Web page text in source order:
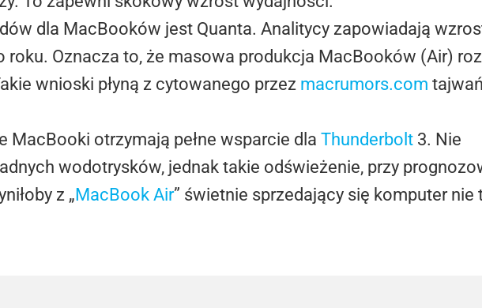
dla MacBooków jest Quanta. Analitycy zapowiadają
roku. Oznacza to, że masowa produkcja MacBooków (Air)
wnioski płyną z cytowanego przez macrumors.com
MacBooki otrzymają pełne wsparcie dla Thunderbolt 3. Nie
wodotrysków, jednak takie odświeżenie, przy
z „MacBook Air” świetnie sprzedający się komputer nie